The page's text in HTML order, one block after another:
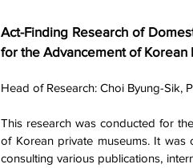
Act-Finding Research of
for the Advancement of Korean
Head of Research: Choi Byung-Sik,
This research was conducted for
of Korean private museums. It
consulting various publications,